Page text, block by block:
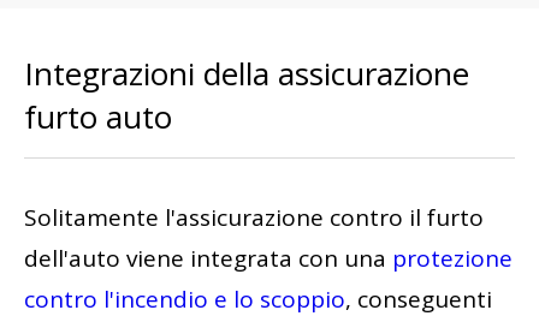
Integrazioni della assicurazione
furto auto
Solitamente l'assicurazione contro il furto
dell'auto viene integrata con una protezione
contro l'incendio e lo scoppio, conseguenti